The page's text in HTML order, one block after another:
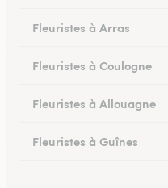
Fleuristes à Arras
Fleuristes à Coulogne
Fleuristes à Allouagne
Fleuristes à Guînes